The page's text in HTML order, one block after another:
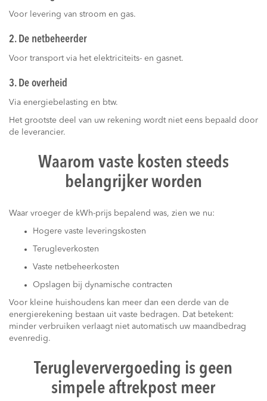
Voor levering van stroom en gas.
2. De netbeheerder
Voor transport via het elektriciteits- en gasnet.
3. De overheid
Via energiebelasting en btw.
Het grootste deel van uw rekening wordt niet eens bepaald door
de leverancier.
Waarom vaste kosten steeds
belangrijker worden
Waar vroeger de kWh-prijs bepalend was, zien we nu:
Hogere vaste leveringskosten
Terugleverkosten
Vaste netbeheerkosten
Opslagen bij dynamische contracten
Voor kleine huishoudens kan meer dan een derde van de
energierekening bestaan uit vaste bedragen. Dat betekent:
minder verbruiken verlaagt niet automatisch uw maandbedrag
evenredig.
Terugleververgoeding is geen
simpele aftrekpost meer